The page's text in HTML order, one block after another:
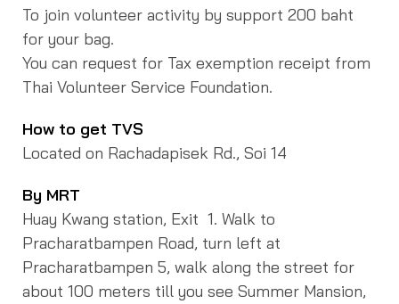
To join volunteer activity by support 200 baht
for your bag.
You can request for Tax exemption receipt from
Thai Volunteer Service Foundation.
How to get TVS
Located on Rachadapisek Rd., Soi 14
By MRT
Huay Kwang station, Exit 1. Walk to
Pracharatbampen Road, turn left at
Pracharatbampen 5, walk along the street for
about 100 meters till you see Summer Mansion,